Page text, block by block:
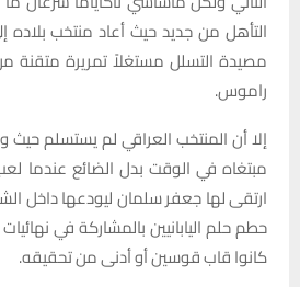
التأهل من جديد حيث أعاد منتخب
مصيدة التسلل مستغلاً تمريرة
راموس.
إلا أن المنتخب العراقي لم يستسلم
مبتغاه في الوقت بدل الضائع عندما
ارتقى لها جعفر سلمان ليودعها داخل
كانوا قاب قوسين أو أدنى من تحقيقه.